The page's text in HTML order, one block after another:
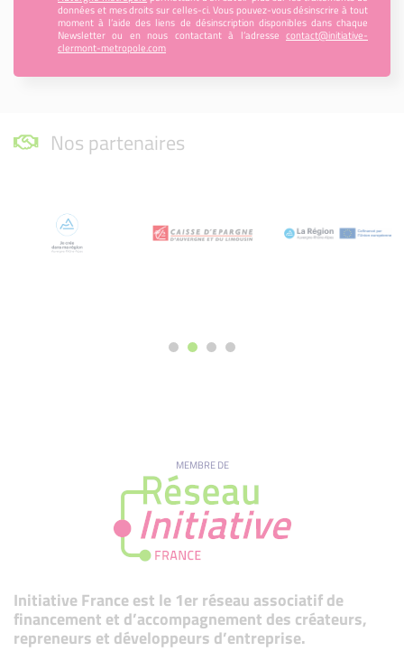
données et mes droits sur celles-ci. Vous pouvez-vous désinscrire à tout
moment à l’aide des liens de désinscription disponibles dans chaque
Newsletter ou en nous contactant à l’adresse contact@initiative-
clermont-metropole.com
Nos partenaires
MEMBRE DE
Initiative France est le 1er réseau associatif de
financement et d’accompagnement des créateurs,
repreneurs et développeurs d’entreprise.